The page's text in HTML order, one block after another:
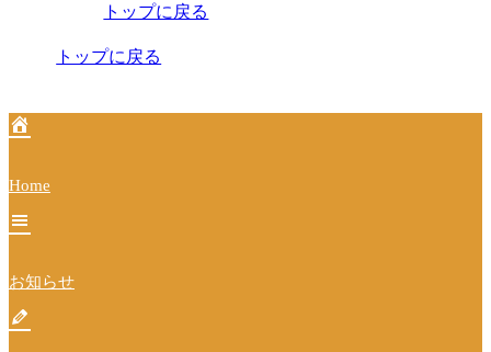
ー
ョ
ン
トップに戻る
トップに戻る
Home
お知らせ